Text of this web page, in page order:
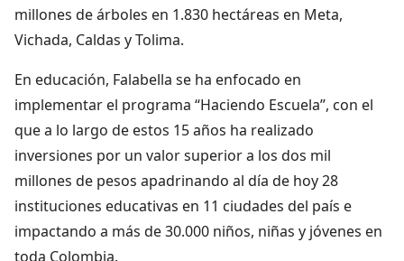
millones de árboles en 1.830 hectáreas en Meta,
Vichada, Caldas y Tolima.
En educación, Falabella se ha enfocado en
implementar el programa “Haciendo Escuela”, con el
que a lo largo de estos 15 años ha realizado
inversiones por un valor superior a los dos mil
millones de pesos apadrinando al día de hoy 28
instituciones educativas en 11 ciudades del país e
impactando a más de 30.000 niños, niñas y jóvenes en
toda Colombia.